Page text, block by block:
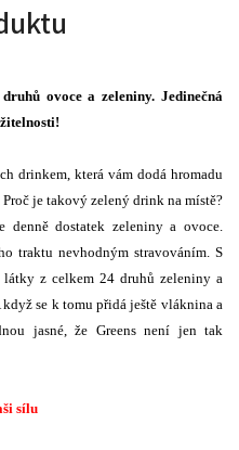
ovoce a zeleniny. Jedinečná
drinkem, která vám dodá hromadu
je takový zelený drink na místě?
denně dostatek zeleniny a ovoce.
traktu nevhodným stravováním. S
látky z celkem 24 druhů zeleniny a
se k tomu přidá ještě vláknina a
jasné, že Greens není jen tak
sílu